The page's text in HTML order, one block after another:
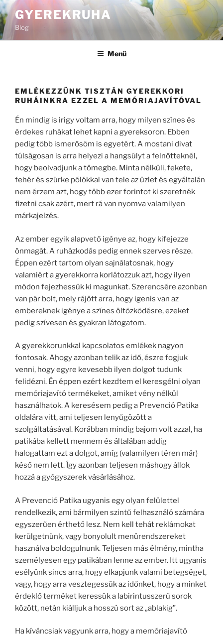
Tartalomhoz
GYEREKRUHA
Blog
Menü
EMLÉKEZZÜNK TISZTÁN GYEREKKORI
RUHÁINKRA EZZEL A MEMÓRIAJAVÍTÓVAL
Én mindig is irigy voltam arra, hogy milyen színes és
érdekes ruhákat lehet kapni a gyereksoron. Ebben
pedig több ismerősöm is egyetért. A mostani divat
túlságosan is arra helyezi a hangsúlyt a felnőtteknél,
hogy beolvadjunk a tömegbe. Minta nélküli, fekete,
fehér és szürke pólókkal van tele az üzlet és egyáltalán
nem érzem azt, hogy több ezer forintot ki szeretnék
fizetni csak azért, mert rá van nyomva valamilyen
márkajelzés.
Az ember egyik alapvető igénye az, hogy kifejezze
önmagát. A ruházkodás pedig ennek szerves része.
Éppen ezért tartom olyan sajnálatosnak, hogy
valamiért a gyerekkorra korlátozzuk azt, hogy ilyen
módon fejezhessük ki magunkat. Szerencsére azonban
van pár bolt, mely rájött arra, hogy igenis van az
embereknek igénye a színes öltözködésre, ezeket
pedig szívesen és gyakran látogatom.
A gyerekkorunkkal kapcsolatos emlékek nagyon
fontosak. Ahogy azonban telik az idő, észre fogjuk
venni, hogy egyre kevesebb ilyen dolgot tudunk
felidézni. Én éppen ezért kezdtem el keresgélni olyan
memóriajavító termékeket, amiket vény nélkül
használhatok. A keresésem pedig a Prevenció Patika
oldalára vitt, ami teljesen lenyűgözött a
szolgáltatásával. Korábban mindig bajom volt azzal, ha
patikába kellett mennem és általában addig
halogattam ezt a dolgot, amíg (valamilyen téren már)
késő nem lett. Így azonban teljesen máshogy állok
hozzá a gyógyszerek vásárlásához.
A Prevenció Patika ugyanis egy olyan felülettel
rendelkezik, ami bármilyen szintű felhasználó számára
egyszerűen érthető lesz. Nem kell tehát reklámokat
kerülgetnünk, vagy bonyolult menürendszereket
használva boldogulnunk. Teljesen más élmény, mintha
személyesen egy patikában lenne az ember. Itt ugyanis
esélyünk sincs arra, hogy elkapjunk valami betegséget,
vagy, hogy arra vesztegessük az időnket, hogy a minket
érdeklő terméket keressük a labirintusszerű sorok
között, netán kiálljuk a hosszú sort az „ablakig”.
Ha kíváncsiak vagyunk arra, hogy a memóriajavító